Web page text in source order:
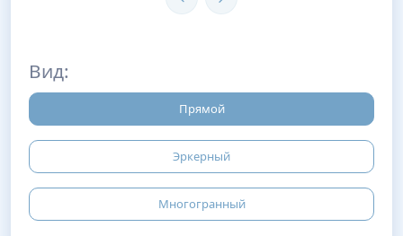
Вид:
Прямой
Эркерный
Многогранный